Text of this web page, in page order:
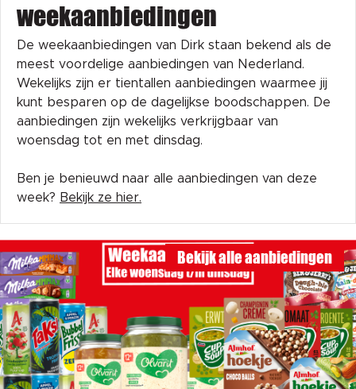
weekaanbiedingen
De weekaanbiedingen van Dirk staan bekend als de
meest voordelige aanbiedingen van Nederland.
Wekelijks zijn er tientallen aanbiedingen waarmee jij
kunt besparen op de dagelijkse boodschappen. De
aanbiedingen zijn wekelijks verkrijgbaar van
woensdag tot en met dinsdag.
Ben je benieuwd naar alle aanbiedingen van deze
week? Bekijk ze hier.
Bekijk alle aanbiedingen